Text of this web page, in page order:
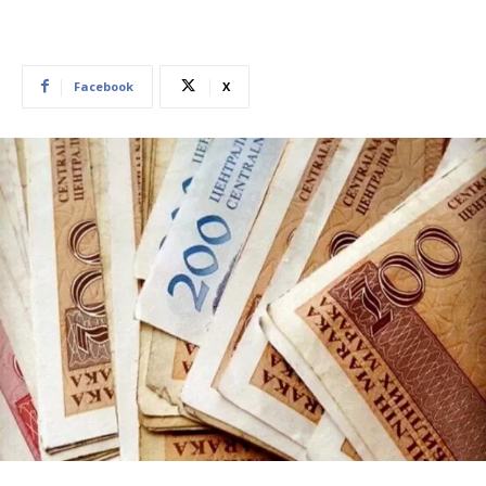
Facebook X